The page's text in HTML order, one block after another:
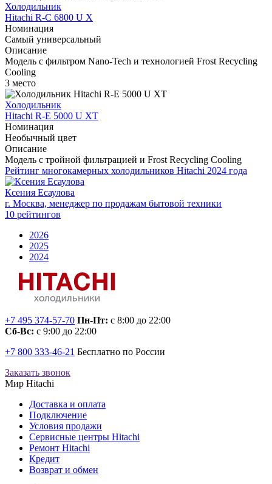
Холодильник
Hitachi R-C 6800 U X
Номинация
Самый универсальный
Описание
Модель с фильтром Nano-Tech и технологией Frost Recycling
Cooling
3 место
Холодильник
Hitachi R-E 5000 U XT
Номинация
Необычный цвет
Описание
Модель с тройной фильтрацией и Frost Recycling Cooling
Рейтинг многокамерных холодильников Hitachi 2024 года
Ксения Есаулова
г. Москва, менеджер по продажам бытовой техники
10 рейтингов
2026
2025
2024
+7 495 374-57-70 Пн-Пт: с 8:00 до 22:00
Сб-Вс: с 9:00 до 22:00
+7 800 333-46-21 Бесплатно по России
Заказать звонок
Мир Hitachi
Доставка и оплата
Подключение
Условия продажи
Сервисные центры Hitachi
Ремонт Hitachi
Кредит
Возврат и обмен